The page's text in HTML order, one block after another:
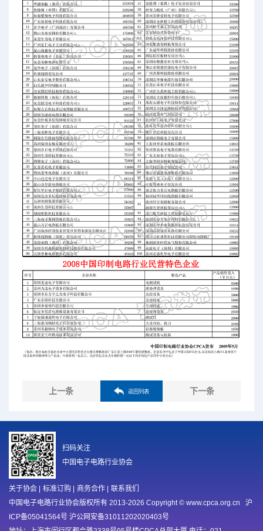
上一条 返回列表 下一条
关于协会 标准订购 商务合作
联系我们
中国电子电路行业协会版权所有 2013-2026 Copyright © www.cpca.org.cn 沪
ICP备05041564号 沪公网安备31011202020403号
扫码关注
中国电子电路行业协会